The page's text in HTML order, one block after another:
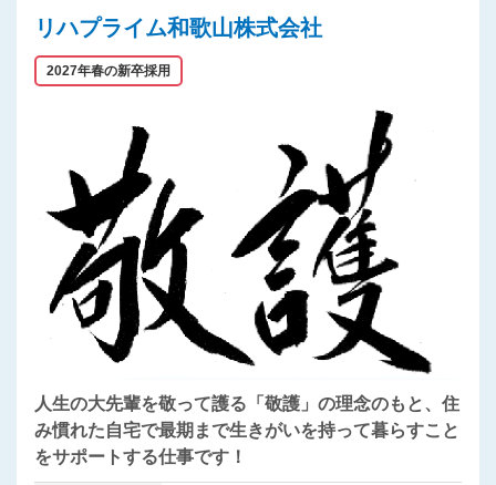
リハプライム和歌山株式会社
2027年春の新卒採用
人生の大先輩を敬って護る「敬護」の理念のもと、住
み慣れた自宅で最期まで生きがいを持って暮らすこと
をサポートする仕事です！